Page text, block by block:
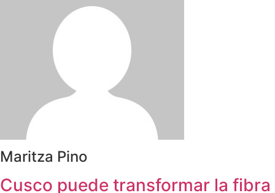
Maritza Pino
Cusco puede transformar la fibra